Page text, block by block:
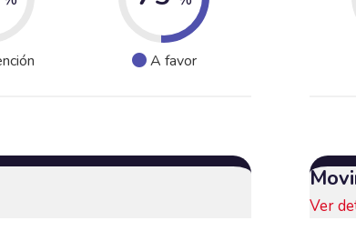
A favor
Ver